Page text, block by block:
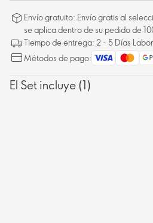
Envío gratuito: Envío gratis al
se aplica dentro de su pedido de
Tiempo de entrega: 2 - 5 Días
Métodos de pago:
El Set incluye (1)